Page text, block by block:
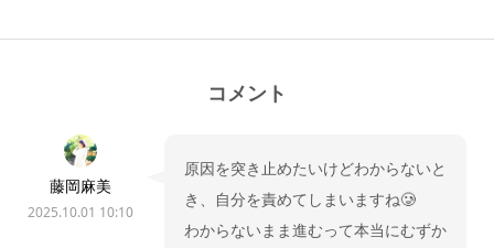
コメント
藤岡麻美
2025.10.01 10:10
原因を突き止めたいけどわからないと
き、自分を責めてしまいますね🥲
わからないまま進むって本当にむずか